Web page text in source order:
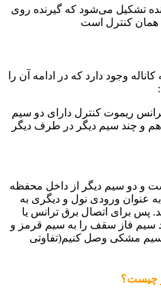
تشکیل می‌شود که گیرنده روی
کنترل است
وجود دارد که در ادامه آن را
ریموت کنترل دارای دو سیم
و چند سیم دیگر در طرف دیگر
و دو سیم دیگر از داخل محفظه
عنوان ورودی نول و دیگری به
پس برای اتصال برق ترانس یا
سیم فاز سقف را به سیم قرمز و
مشکی وصل کنیم(تفاوتی
چیست؟